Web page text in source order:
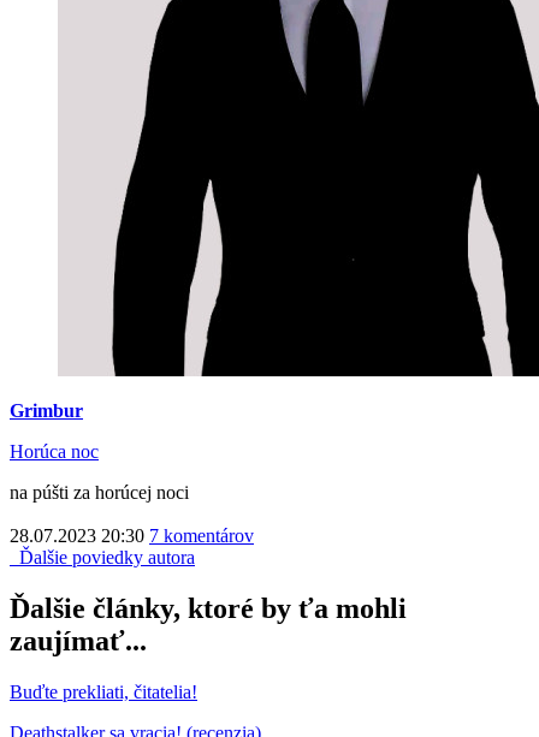
Grimbur
Horúca noc
na púšti za horúcej noci
28.07.2023 20:30 7 komentárov
Ďalšie poviedky autora
Ďalšie články, ktoré by ťa mohli
zaujímať...
Buďte prekliati, čitatelia!
Deathstalker sa vracia! (recenzia)